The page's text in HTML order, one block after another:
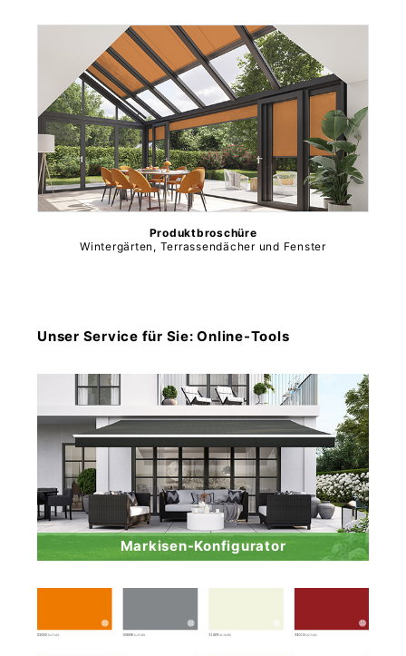
Produktbroschüre
Wintergärten, Terrassendächer und Fenster
Unser Service für Sie: Online-Tools
Markisen-Konfigurator